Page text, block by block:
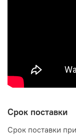
ширина 440 мм
глубина 430 мм
Срок поставки
Срок поставки